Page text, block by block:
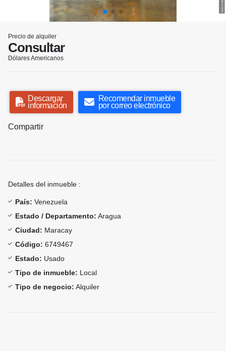
Precio de alquiler
Consultar
Dólares Americanos
Descargar
información
Recomendar inmueble
por correo electrónico
Compartir
Detalles del inmueble :
País: Venezuela
Estado / Departamento: Aragua
Ciudad: Maracay
Código: 6749467
Estado: Usado
Tipo de inmueble: Local
Tipo de negocio: Alquiler